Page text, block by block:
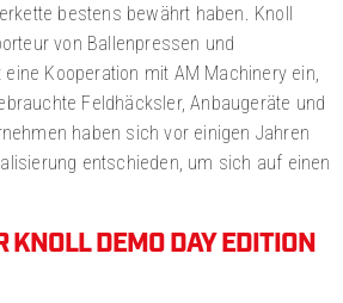
bestens bewährt haben. Knoll
von Ballenpressen und
Kooperation mit AM Machinery ein,
Feldhäcksler, Anbaugeräte und
haben sich vor einigen Jahren
entschieden, um sich auf einen
KNOLL DEMO DAY EDITION